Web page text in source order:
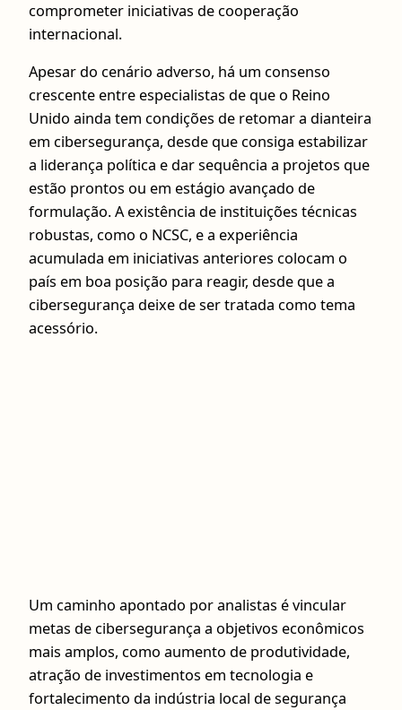
comprometer iniciativas de cooperação
internacional.
Apesar do cenário adverso, há um consenso
crescente entre especialistas de que o Reino
Unido ainda tem condições de retomar a dianteira
em cibersegurança, desde que consiga estabilizar
a liderança política e dar sequência a projetos que
estão prontos ou em estágio avançado de
formulação. A existência de instituições técnicas
robustas, como o NCSC, e a experiência
acumulada em iniciativas anteriores colocam o
país em boa posição para reagir, desde que a
cibersegurança deixe de ser tratada como tema
acessório.
Um caminho apontado por analistas é vincular
metas de cibersegurança a objetivos econômicos
mais amplos, como aumento de produtividade,
atração de investimentos em tecnologia e
fortalecimento da indústria local de segurança